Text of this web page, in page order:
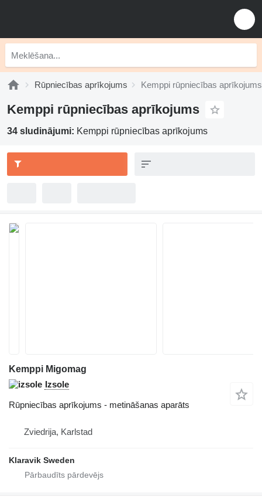
Rūpniecības aprīkojums Kemppi rūpniecības aprīkojums
Kemppi rūpniecības aprīkojums
34 sludinājumi: Kemppi rūpniecības aprīkojums
Kemppi Migomag
Izsole
Rūpniecības aprīkojums - metināšanas aparāts
Zviedrija, Karlstad
Klaravik Sweden